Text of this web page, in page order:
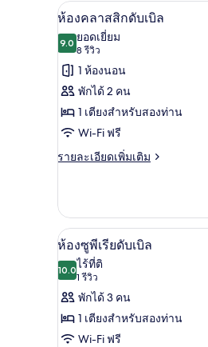
เปิด
ภาพถ่าย
ทั้งหมด
ของ
ห้อง
คลาส
สิ
10
ห้องคลาสสิกดับเบิล
9.09.0 จาก 10
ยอดเยี่ยม
8 รีวิว
(8
รีวิว)
1 ห้องนอน
พักได้ 2 คน
1 เตียงสำหรับสองท่าน
Wi-Fi ฟรี
รายละเอียดเพิ่มเติม
ราย
เกี่ยว
กับ
ห้อง
คลาส
สิ
กดับเบิล
เปิด
ภาพถ่าย
ทั้งหมด
ของ
ห้อง
9
ห้องซูพีเรียดับเบิล
10.010.0 จาก 10
ไร้ที่ติ
1 รีวิว
(1
รีวิว)
พักได้ 3 คน
1 เตียงสำหรับสองท่าน
Wi-Fi ฟรี